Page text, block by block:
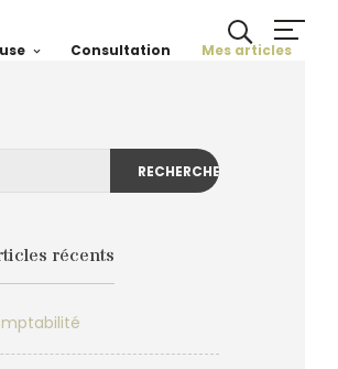
Consultation Mes articles
Rechercher :
récents